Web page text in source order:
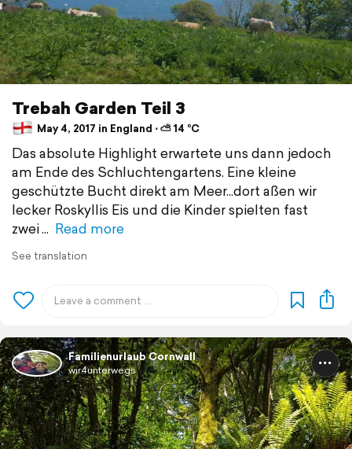
Trebah Garden Teil 3
May 4, 2017 in England ⋅ ⛅ 14 °C
Das absolute Highlight erwartete uns dann jedoch
am Ende des Schluchtengartens. Eine kleine
geschützte Bucht direkt am Meer...dort aßen wir
lecker Roskyllis Eis und die Kinder spielten fast
zwei
Read more
See translation
Familienurlaub Cornwall
wir4unterwegs